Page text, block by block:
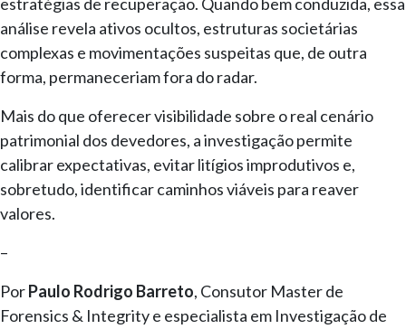
análise revela ativos ocultos, estruturas societárias
complexas e movimentações suspeitas que, de outra
forma, permaneceriam fora do radar.
Mais do que oferecer visibilidade sobre o real cenário
patrimonial dos devedores, a investigação permite
calibrar expectativas, evitar litígios improdutivos e,
sobretudo, identificar caminhos viáveis para reaver
valores.
–
PorPaulo Rodrigo Barreto, Consutor Master de
Forensics & Integrity e especialista em Investigação de